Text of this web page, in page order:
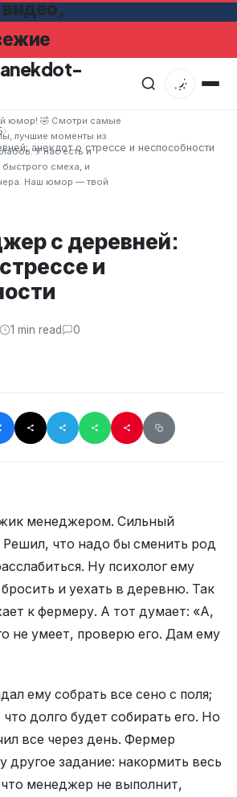
заметил привлекательную
юмор! 🤣 Смотри самые
лучшие моменты из
У нас есть и
смеха, и
Наш юмор — твой
›
анекдот о стрессе и неспособности
с деревней:
и
1 min read 0
менеджером. Сильный
Решил, что надо бы сменить род
Ну психолог ему
и уехать в деревню. Так
к фермеру. А тот думает: «А,
не умеет, проверю его. Дам ему
ему собрать все сено с поля;
долго будет собирать его. Но
все через день. Фермер
другое задание: накормить весь
менеджер не выполнит,